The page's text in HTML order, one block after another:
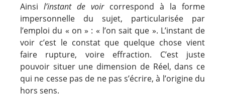
Ainsi l’instant de voircorrespond à la forme
impersonnelle du sujet, particularisée par
l’emploi du « on » : « l’on sait que ». L’instant de
voir c’est le constat que quelque chose vient
faire rupture, voire effraction. C’est juste
pouvoir situer une dimension de Réel, dans ce
qui ne cesse pas de ne pas s’écrire, à l’origine du
hors sens.